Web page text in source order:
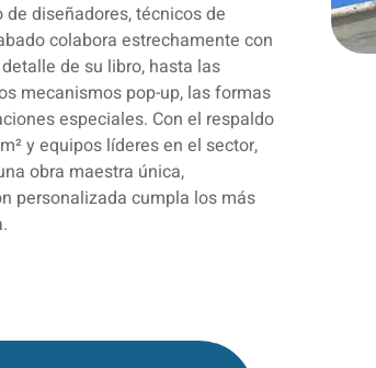
diseñadores, técnicos de
colabora estrechamente con
de su libro, hasta las
mecanismos pop-up, las formas
especiales. Con el respaldo
y equipos líderes en el sector,
obra maestra única,
personalizada cumpla los más